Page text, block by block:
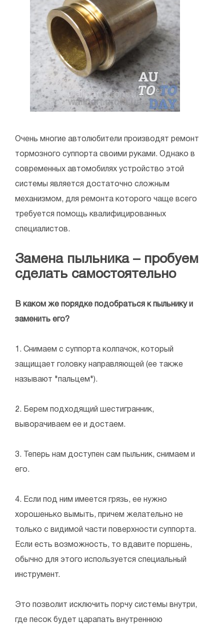
Очень многие автолюбители производят ремонт
тормозного суппорта своими руками. Однако в
современных автомобилях устройство этой
системы является достаточно сложным
механизмом, для ремонта которого чаще всего
требуется помощь квалифицированных
специалистов.
Замена пыльника – пробуем
сделать самостоятельно
В каком же порядке подобраться к пыльнику и
заменить его?
1. Снимаем с суппорта колпачок, который
защищает головку направляющей (ее также
называют "пальцем").
2. Берем подходящий шестигранник,
выворачиваем ее и достаем.
3. Теперь нам доступен сам пыльник, снимаем и
его.
4. Если под ним имеется грязь, ее нужно
хорошенько вымыть, причем желательно не
только с видимой части поверхности суппорта.
Если есть возможность, то вдавите поршень,
обычно для этого используется специальный
инструмент.
Это позволит исключить порчу системы внутри,
где песок будет царапать внутреннюю